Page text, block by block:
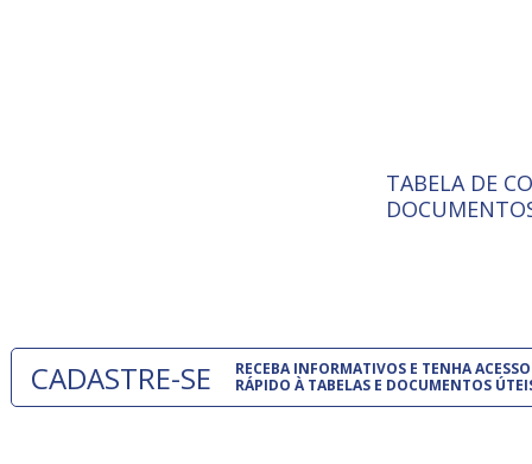
ISO 9001:
A
TABELA DE
CADASTRE-SE
RECEBA INFORMATIVOS E TENHA ACESSO
RÁPIDO À TABELAS E DOCUMENTOS